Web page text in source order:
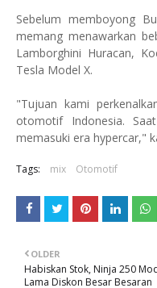
Sebelum memboyong
memang menawarkan
Lamborghini Huracan,
Tesla Model X.
"Tujuan kami
otomotif Indonesia.
memasuki era hypercar,"
Tags: mix Otomotif
OLDER
Habiskan Stok, Ninja 250
Lama Diskon Besar Besaran